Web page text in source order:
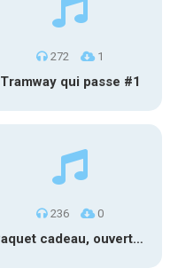
272 1
Tramway qui passe #1
236 0
Paquet cadeau, ouverture #1